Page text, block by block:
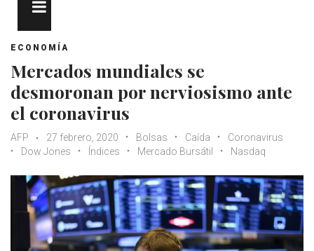
ECONOMÍA
Mercados mundiales se
desmoronan por nerviosismo ante
el coronavirus
AFP 27 febrero, 2020 Bolsas Caída
Coronavirus
Dow Jones
Índices Mercado Bursátil Nasdaq